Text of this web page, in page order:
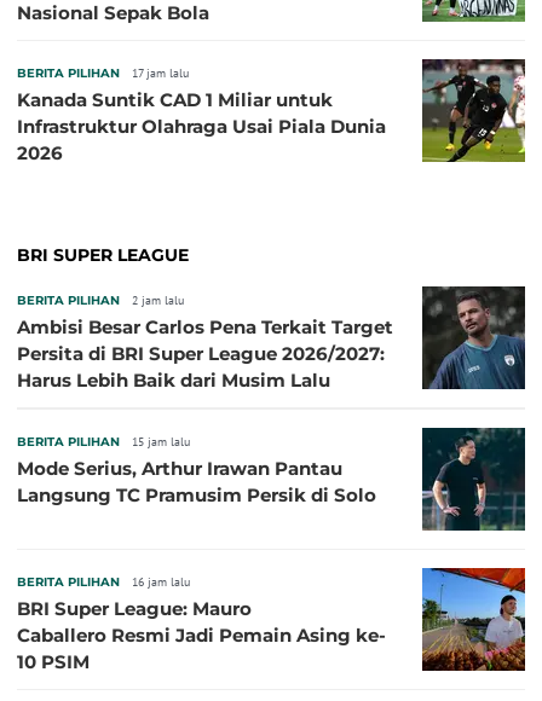
Nasional Sepak Bola
BERITA PILIHAN 17 jam lalu
Kanada Suntik CAD 1 Miliar untuk
Infrastruktur Olahraga Usai Piala Dunia
2026
BRI SUPER LEAGUE
BERITA PILIHAN 2 jam lalu
Ambisi Besar Carlos Pena Terkait Target
Persita di BRI Super League 2026/2027:
Harus Lebih Baik dari Musim Lalu
BERITA PILIHAN 15 jam lalu
Mode Serius, Arthur Irawan Pantau
Langsung TC Pramusim Persik di Solo
BERITA PILIHAN 16 jam lalu
BRI Super League: Mauro
Caballero Resmi Jadi Pemain Asing ke-
10 PSIM